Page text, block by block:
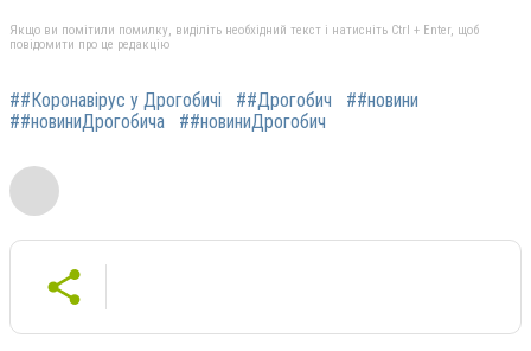
Якщо ви помітили помилку, виділіть необхідний текст і натисніть Ctrl + Enter, щоб
повідомити про це редакцію
##Коронавірус у Дрогобичі ##Дрогобич
##новини
##новиниДрогобича
##новиниДрогобич